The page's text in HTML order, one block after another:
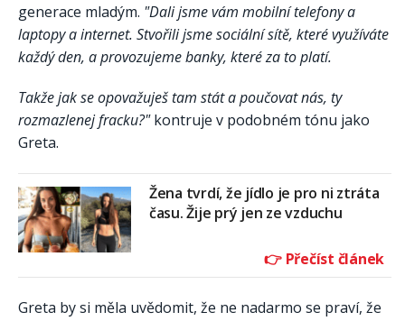
generace mladým. "Dali jsme vám mobilní telefony a
laptopy a internet. Stvořili jsme sociální sítě, které využíváte
každý den, a provozujeme banky, které za to platí.
Takže jak se opovažuješ tam stát a poučovat nás, ty
rozmazlenej fracku?"kontruje v podobném tónu jako
Greta.
Žena tvrdí, že jídlo je pro ni ztráta
času. Žije prý jen ze vzduchu
Greta by si měla uvědomit, že ne nadarmo se praví, že